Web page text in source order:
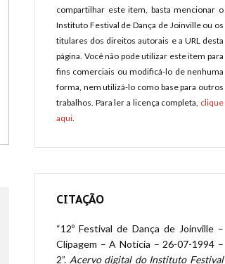
compartilhar este item, basta mencionar o
Instituto Festival de Dança de Joinville ou os
titulares dos direitos autorais e a URL desta
página. Você não pode utilizar este item para
fins comerciais ou modificá-lo de nenhuma
forma, nem utilizá-lo como base para outros
trabalhos. Para ler a licença completa, clique
aqui.
CITAÇÃO
“12º Festival de Dança de Joinville –
Clipagem – A Notícia – 26-07-1994 –
2”. Acervo digital do Instituto Festival